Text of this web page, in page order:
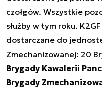
czołgów. Wszystkie
służby w tym roku.
dostarczane do
Zmechanizowanej: 20
Brygady Kawalerii
Brygady